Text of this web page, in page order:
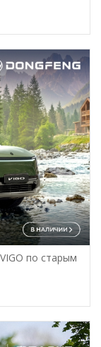
по старым